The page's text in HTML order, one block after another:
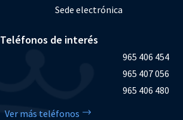
Sede electrónica
Teléfonos de interés
965 406 454
965 407 056
965 406 480
Ver más teléfonos